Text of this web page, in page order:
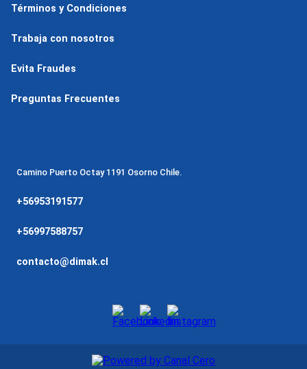
Términos y Condiciones
Trabaja con nosotros
Evita Fraudes
Preguntas Frecuentes
Camino Puerto Octay 1191 Osorno Chile.
+56953191577
+56997588757
contacto@dimak.cl